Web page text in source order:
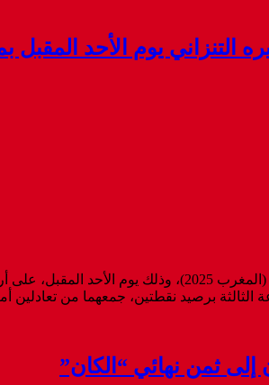
يلاقي المنتخب الوطني المغربي، نظيره التنزاني برسم دور ثمن
برصيد نقطتين، جمعهما من تعادلين
ثمن نهائي “الكان”